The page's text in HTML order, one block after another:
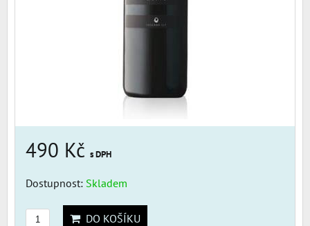
490 Kč s DPH
Dostupnost: Skladem
DO KOŠÍKU